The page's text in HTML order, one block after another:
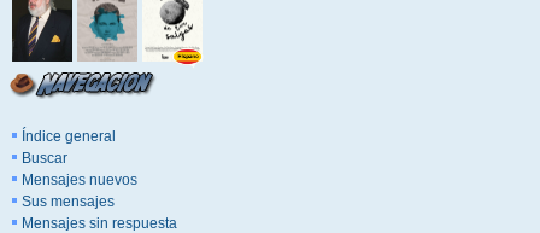
Índice general
Buscar
Mensajes nuevos
Sus mensajes
Mensajes sin respuesta